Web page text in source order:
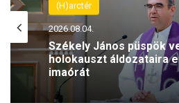
(H)arctér
2026.08.04.
Székely János püspök
holokauszt áldozataira
imaórát